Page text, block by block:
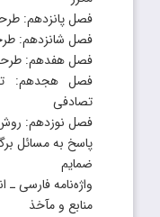
فصل پانزدهم:
فصل شانزدهم:
فصل هفدهم:
فصل هجدهم:
تصادفی
فصل نوزدهم: روش
پاسخ به مسائل
ضمایم
واژه‌نامه فارسی ـ
منابع و مآخذ